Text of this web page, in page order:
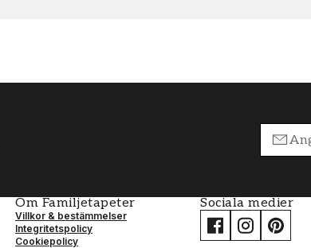
Om Familjetapeter
Villkor & bestämmelser
Integritetspolicy
Cookiepolicy
Sociala medier